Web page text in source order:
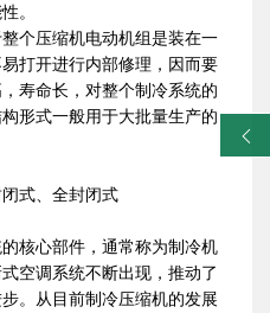
。
个压缩机电动机组是装在一
打开进行内部修理，因而要
寿命长，对整个制冷系统的
形式一般用于大批量生产的
式、全封闭式
核心部件，通常称为制冷机
空调系统不断出现，推动了
。从目前制冷压缩机的发展
󰀓